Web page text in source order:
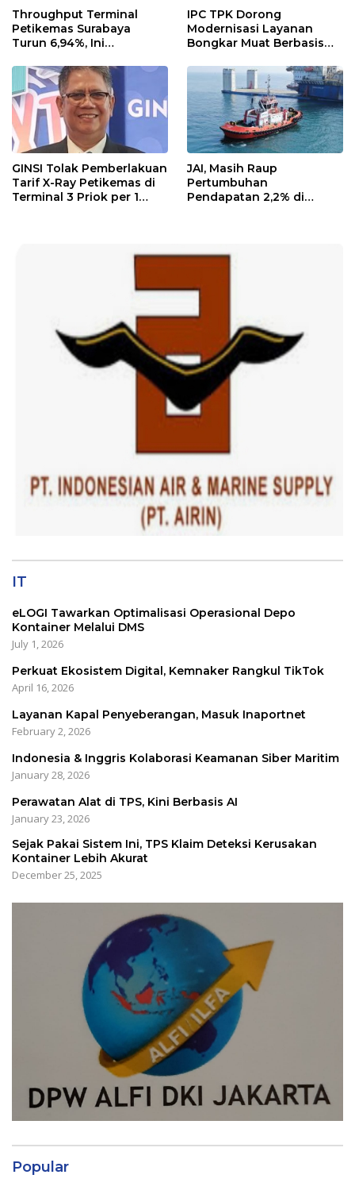
Throughput Terminal
Petikemas Surabaya
Turun 6,94%, Ini
IPC TPK Dorong
Modernisasi Layanan
Bongkar Muat Berbasis
GINSI Tolak Pemberlakuan
Tarif X-Ray Petikemas di
Terminal 3 Priok per 1
JAI, Masih Raup
Pertumbuhan
Pendapatan 2,2% di
IT
eLOGI Tawarkan Optimalisasi Operasional Depo
Kontainer Melalui DMS
July 1, 2026
Perkuat Ekosistem Digital, Kemnaker Rangkul TikTok
April 16, 2026
Layanan Kapal Penyeberangan, Masuk Inaportnet
February 2, 2026
Indonesia & Inggris Kolaborasi Keamanan Siber Maritim
January 28, 2026
Perawatan Alat di TPS, Kini Berbasis AI
January 23, 2026
Sejak Pakai Sistem Ini, TPS Klaim Deteksi Kerusakan
Kontainer Lebih Akurat
December 25, 2025
Popular